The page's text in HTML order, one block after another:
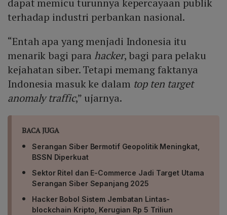
dapat memicu turunnya kepercayaan publik
terhadap industri perbankan nasional.
“Entah apa yang menjadi Indonesia itu
menarik bagi parahacker, bagi para pelaku
kejahatan siber. Tetapi memang faktanya
Indonesia masuk ke dalam top ten target
anomaly traffic,” ujarnya.
BACA JUGA
Serangan Siber Bermotif Geopolitik Meningkat,
BSSN Diperkuat
Sektor Ritel dan E-Commerce Jadi Target Utama
Serangan Siber Sepanjang 2025
Hacker Bobol Sistem Jembatan Lintas-
blockchain Kripto, Kerugian Rp 5 Triliun